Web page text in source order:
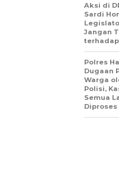
Aksi di
Sardi
Jangan
Polres
Dugaan
Warga
Polisi,
Semua